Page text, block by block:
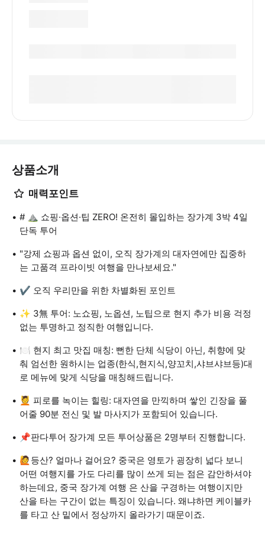
상품소개
매력포인트
# ⛰️ 쇼핑·옵션·팁 ZERO! 온전히 몰입하는 장가계 3박 4일
단독 투어
"강제 쇼핑과 옵션 없이, 오직 장가계의 대자연에만 집중하
는 고품격 프라이빗 여행을 만나보세요."
✔️ 오직 우리만을 위한 차별화된 포인트
✨ 3無 투어: 노쇼핑, 노옵션, 노팁으로 현지 추가 비용 걱정
없는 투명하고 정직한 여행입니다.
🍽️ 현지 최고 맛집 매칭: 뻔한 단체 식당이 아닌, 취향에 맞
춰 엄선한 원하시는 업종(한식,현지식,양꼬치,샤브샤브등)대
로 메뉴에 맞게 식당을 매칭해드립니다.
💆 피로를 녹이는 힐링: 대자연을 만끽하며 쌓인 긴장을 풀
어줄 90분 전신 및 발 마사지가 포함되어 있습니다.
📌판다투어 장가계 모든 투어상품은 2명부터 진행합니다.
🙋등산? 얼마나 걸어요? 중국은 영토가 굉장히 넓다 보니
어떤 여행지를 가도 다리를 많이 쓰게 되는 점은 감안하셔야
하는데요, 중국 장가계 여행 은 산을 구경하는 여행이지만
산을 타는 구간이 없는 특징이 있습니다. 왜냐하면 케이블카
를 타고 산 밑에서 정상까지 올라가기 때문이죠.